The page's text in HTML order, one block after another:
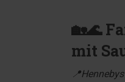
🏡🌊
mit